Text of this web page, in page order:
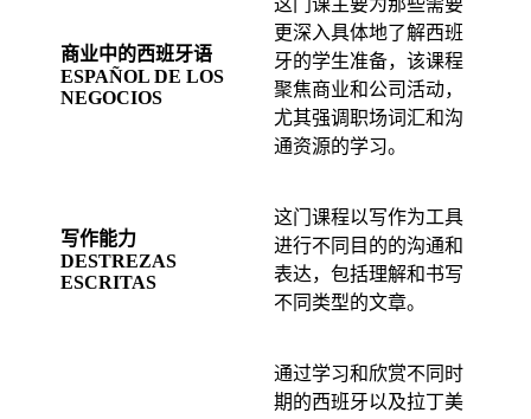
商业中的西班牙语
ESPAÑOL DE LOS
NEGOCIOS
这门课主要为那些需要
更深入具体地了解西班
牙的学生准备，该课程
聚焦商业和公司活动，
尤其强调职场词汇和沟
通资源的学习。
写作能力
DESTREZAS
ESCRITAS
这门课程以写作为工具
进行不同目的的沟通和
表达，包括理解和书写
不同类型的文章。
通过学习和欣赏不同时
期的西班牙以及拉丁美